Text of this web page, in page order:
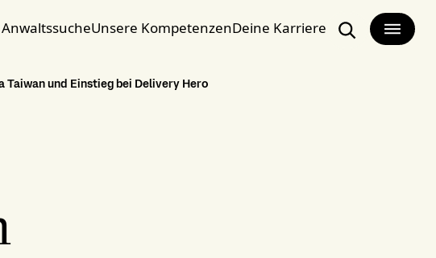
AnwaltssucheUnsere KompetenzenDeine Karriere
Suchen
Taiwan und Einstieg bei Delivery Hero